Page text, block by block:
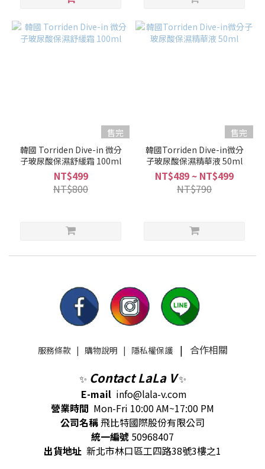
售完
韓國 Torriden Dive-in 微分
子玻尿酸保濕舒緩霜 100ml
NT$499
NT$800
售完
韓國Torriden Dive-in微分
子玻尿酸保濕精華液 50ml
NT$489 ~ NT$499
NT$790
服務條款| 購物說明 | 隱私權保護| 合作相關
✨ Contact LaLa V✨
E-mail info@lala-v.com
營業時間 Mon-Fri 10:00 AM~17:00 PM
公司名稱飛比特國際股份有限公司
統一編號 50968407
出貨地址 新北市林口區工四路38號3樓之1